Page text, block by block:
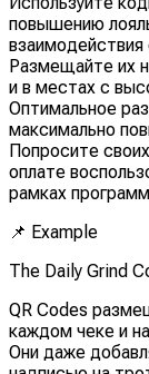
повышению
взаимодействия
Размещайте их
и в местах с
Оптимальное
максимально
Попросите
оплате
рамках
📌 Example
The Daily Grind
QR Codes
каждом чеке и
Они даже